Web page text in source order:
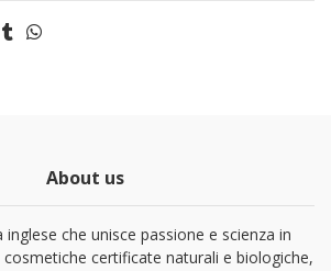
About us
inglese che unisce passione e scienza in
certificate naturali e biologiche,